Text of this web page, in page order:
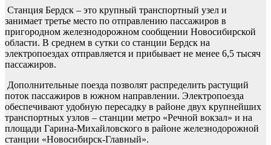
Станция Бердск – это крупный транспортный узел и
занимает третье место по отправлению пассажиров в
пригородном железнодорожном сообщении Новосибирской
области. В среднем в сутки со станции Бердск на
электропоездах отправляется и прибывает не менее 6,5 тысяч
пассажиров.
Дополнительные поезда позволят распределить растущий
поток пассажиров в южном направлении. Электропоезда
обеспечивают удобную пересадку в районе двух крупнейших
транспортных узлов – станции метро «Речной вокзал» и на
площади Гарина-Михайловского в районе железнодорожной
станции «Новосибирск-Главный».